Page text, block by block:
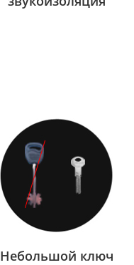
Небольшой ключ